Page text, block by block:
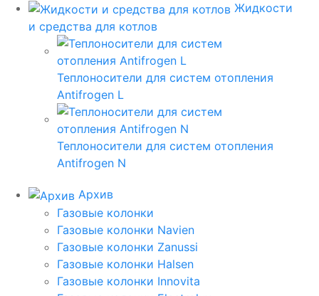
Жидкости
и средства для котлов
Теплоносители для систем отопления
Antifrogen L
Теплоносители для систем отопления
Antifrogen N
Архив
Газовые колонки
Газовые колонки Navien
Газовые колонки Zanussi
Газовые колонки Halsen
Газовые колонки Innovita